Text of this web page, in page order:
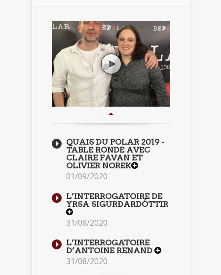
QUAIS DU POLAR 2019 -
TABLE RONDE AVEC
CLAIRE FAVAN ET
OLIVIER NOREK
01/09/2020
L’INTERROGATOIRE DE
YRSA SIGURÐARDÓTTIR
31/08/2020
L’INTERROGATOIRE
D’ANTOINE RENAND
31/08/2020